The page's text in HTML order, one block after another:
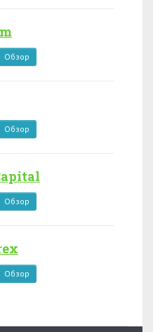
Обзор
Обзор
Обзор
Обзор